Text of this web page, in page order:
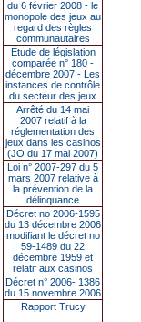
du 6 février 2008 - le
monopole des jeux au
regard des règles
communautaires
Étude de législation
comparée n° 180 -
décembre 2007 - Les
instances de contrôle
du secteur des jeux
Arrêté du 14 mai
2007 relatif à la
réglementation des
jeux dans les casinos
(JO du 17 mai 2007)
Loi n° 2007-297 du 5
mars 2007 relative à
la prévention de la
délinquance
Décret no 2006-1595
du 13 décembre 2006
modifiant le décret no
59-1489 du 22
décembre 1959 et
relatif aux casinos
Décret n° 2006- 1386
du 15 novembre 2006
Rapport Trucy